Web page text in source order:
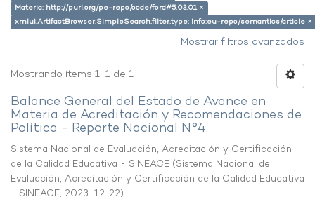
Materia: http://purl.org/pe-repo/ocde/ford#5.03.01 ×
xmlui.ArtifactBrowser.SimpleSearch.filter.type: info:eu-repo/semantics/article ×
Mostrar filtros avanzados
Mostrando ítems 1-1 de 1
Balance General del Estado de Avance en
Materia de Acreditación y Recomendaciones de
Política - Reporte Nacional N°4.
Sistema Nacional de Evaluación, Acreditación y Certificación
de la Calidad Educativa - SINEACE (Sistema Nacional de
Evaluación, Acreditación y Certificación de la Calidad Educativa
- SINEACE, 2023-12-22)